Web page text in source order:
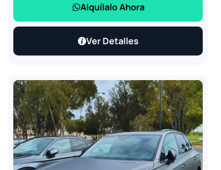
Alquílalo Ahora
Ver Detalles